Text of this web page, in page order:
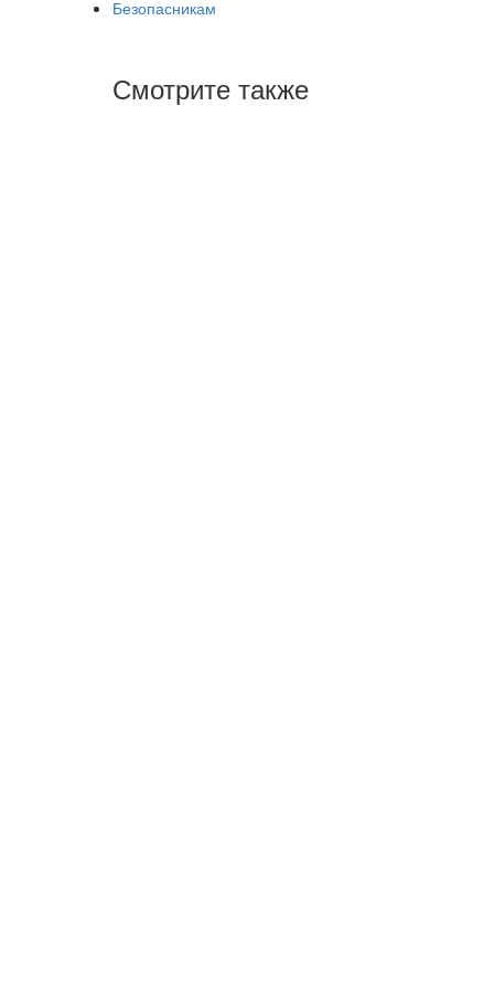
Безопасникам
Смотрите также